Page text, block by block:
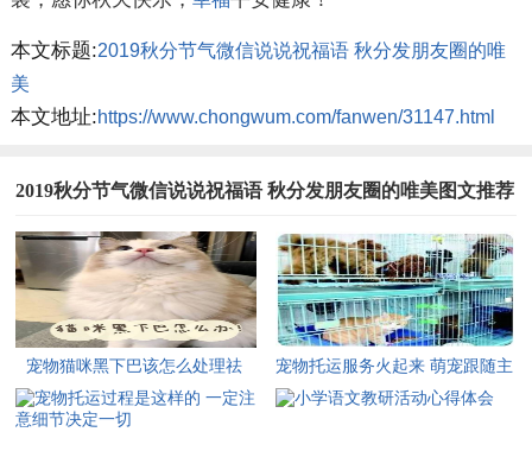
本文标题:2019秋分节气微信说说祝福语 秋分发朋友圈的唯
美
本文地址:https://www.chongwum.com/fanwen/31147.html
2019秋分节气微信说说祝福语 秋分发朋友圈的唯美图文推荐
宠物猫咪黑下巴该怎么处理祛
除？可以看看下面的四种方法！
宠物托运服务火起来 萌宠跟随主
人“打飞的”